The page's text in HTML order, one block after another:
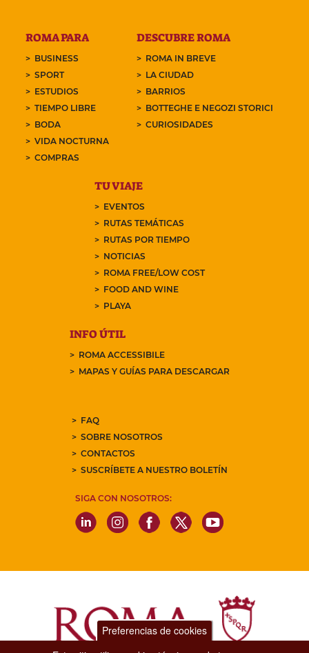
ROMA PARA
BUSINESS
SPORT
ESTUDIOS
TIEMPO LIBRE
BODA
VIDA NOCTURNA
COMPRAS
DESCUBRE ROMA
ROMA IN BREVE
LA CIUDAD
BARRIOS
BOTTEGHE E NEGOZI STORICI
CURIOSIDADES
TU VIAJE
EVENTOS
RUTAS TEMÁTICAS
RUTAS POR TIEMPO
NOTICIAS
ROMA FREE/LOW COST
FOOD AND WINE
PLAYA
INFO ÚTIL
ROMA ACCESSIBILE
MAPAS Y GUÍAS PARA DESCARGAR
FAQ
SOBRE NOSOTROS
CONTACTOS
SUSCRÍBETE A NUESTRO BOLETÍN
SIGA CON NOSOTROS:
Preferencias de cookies